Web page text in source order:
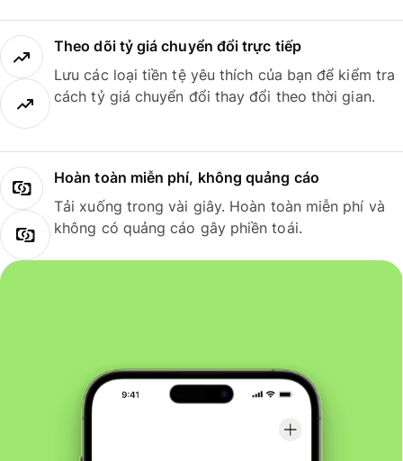
Theo dõi tỷ giá chuyển đổi trực tiếp
Lưu các loại tiền tệ yêu thích của bạn để kiểm tra
cách tỷ giá chuyển đổi thay đổi theo thời gian.
Hoàn toàn miễn phí, không quảng cáo
Tải xuống trong vài giây. Hoàn toàn miễn phí và
không có quảng cáo gây phiền toái.